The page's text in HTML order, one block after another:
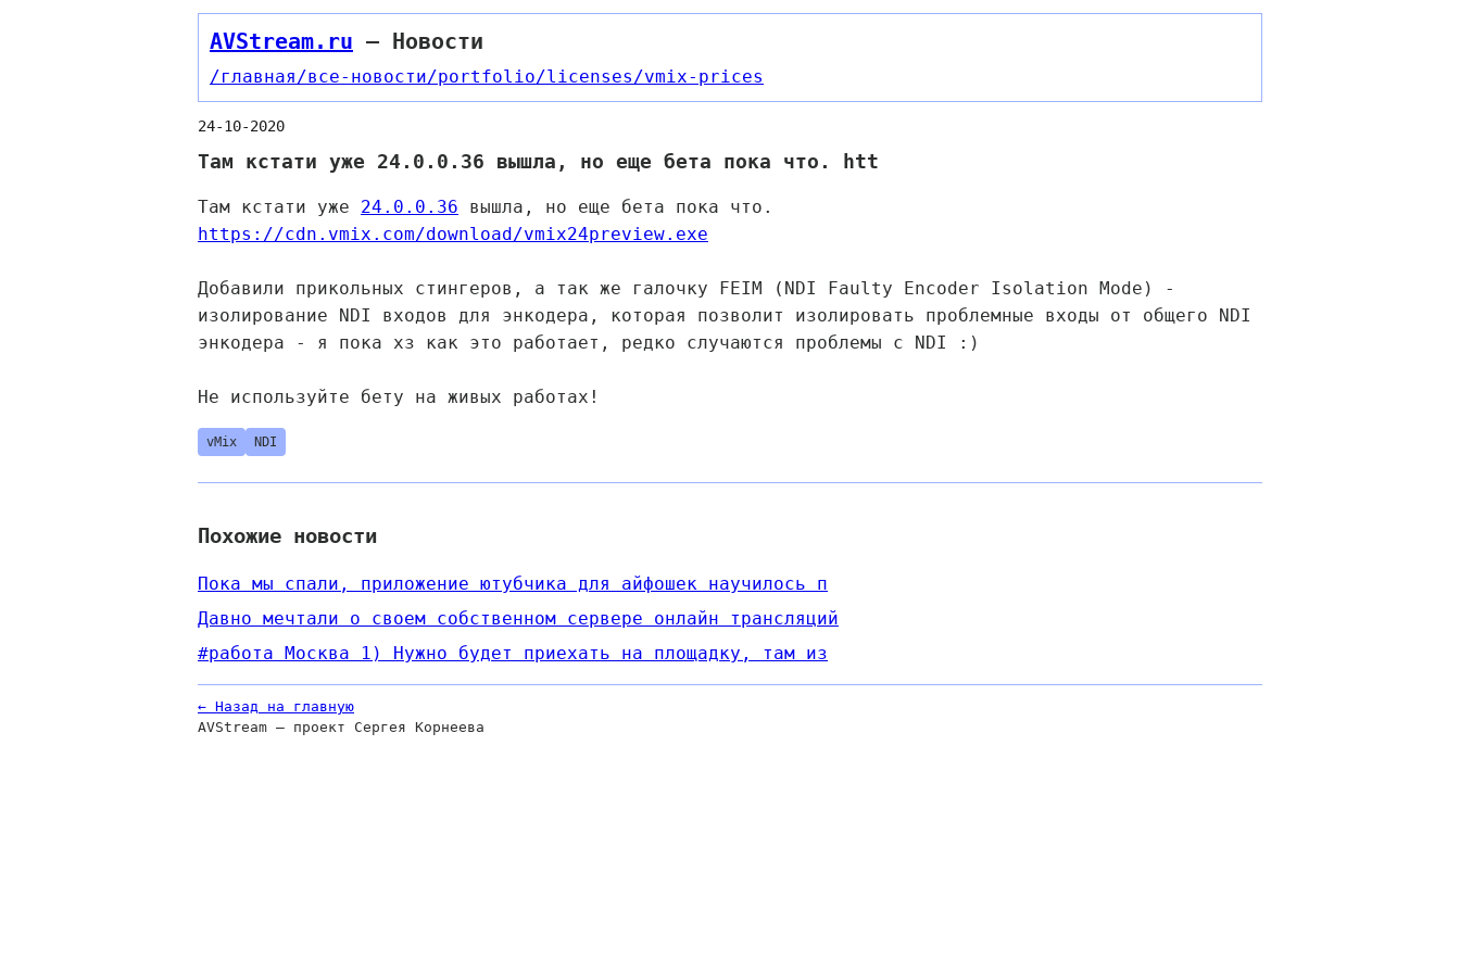
AVStream.ru — Новости
/главная/все-новости/portfolio/licenses/vmix-prices
24-10-2020
​​Там кстати уже 24.0.0.36 вышла, но еще бета пока что. htt
​​Там кстати уже 24.0.0.36 вышла, но еще бета пока что.
https://cdn.vmix.com/download/vmix24preview.exe
Добавили прикольных стингеров, а так же галочку FEIM (NDI Faulty Encoder Isolation Mode) -
изолирование NDI входов для энкодера, которая позволит изолировать проблемные входы от общего NDI
энкодера - я пока хз как это работает, редко случаются проблемы с NDI :)
Не используйте бету на живых работах!
vMix NDI
Похожие новости
​​Пока мы спали, приложение ютубчика для айфошек научилось п
Давно мечтали о своем собственном сервере онлайн трансляций
#работа Москва 1) Нужно будет приехать на площадку, там из
← Назад на главную
AVStream — проект Сергея Корнеева